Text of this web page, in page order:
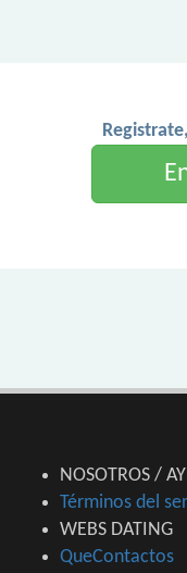
NOSOTROS /
Términos del
WEBS DATING
QueContactos